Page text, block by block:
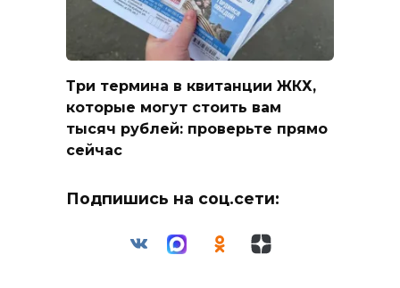
Три термина в квитанции ЖКХ,
которые могут стоить вам
тысяч рублей: проверьте прямо
сейчас
Подпишись на соц.сети: